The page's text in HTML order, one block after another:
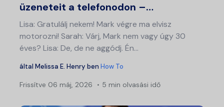
üzeneteit a telefonodon –…
Lisa: Gratulálj nekem! Mark végre ma elvisz
motorozni! Sarah: Várj, Mark nem vagy úgy 30
éves? Lisa: De, de ne aggódj. Én...
által Melissa E. Henry ben How To
Frissítve 06 máj, 2026 5 min olvasási idő